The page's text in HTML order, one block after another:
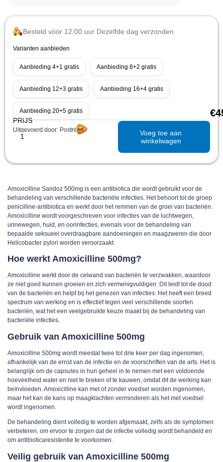
Besteld vóór 12:00 uur Dezelfde dag verzonden
Varianten aanbieden
Aanbieding 4+1 gratis Aanbieding 8+2 gratis
Aanbieding 12+3 gratis Aanbieding 16+4 gratis
Aanbieding 20+5 gratis
PRIJS
€
Uitgevoerd door: Postnl
Voeg toe aan
winkelwagen
Amoxicilline Sandoz 500mg is een antibiotica die wordt gebruikt voor de
behandeling van verschillende bacteriële infecties. Het behoort tot de groep
penicilline-antibiotica en werkt door het remmen van de groei van bacteriën.
Amoxicilline wordt voorgeschreven voor infecties van de luchtwegen,
urinewegen, huid, en oorinfecties, evenals voor de behandeling van
bepaalde seksueel overdraagbare aandoeningen en maagzweren die door
Helicobacter pylori worden veroorzaakt.
Hoe werkt Amoxicilline 500mg?
Amoxicilline werkt door de celwand van bacteriën te verzwakken, waardoor
ze niet goed kunnen groeien en zich vermenigvuldigen. Dit leidt tot de dood
van de bacteriën en helpt bij het genezen van infecties. Het heeft een breed
spectrum van werking en is effectief tegen veel verschillende soorten
bacteriën, wat het een veelgebruikte keuze maakt bij de behandeling van
bacteriële infecties.
Gebruik van Amoxicilline 500mg
Amoxicilline 500mg wordt meestal twee tot drie keer per dag ingenomen,
afhankelijk van de ernst van de infectie en de voorschriften van de arts. Het is
belangrijk om de capsules in hun geheel in te nemen met een voldoende
hoeveelheid water en niet te breken of te kauwen, omdat dit de werking kan
beïnvloeden. Amoxicilline kan met of zonder voedsel worden ingenomen,
maar het kan de kans op maagklachten verminderen als het met voedsel
wordt ingenomen.
De behandeling dient volledig te worden afgemaakt, zelfs als de symptomen
verbeteren, om ervoor te zorgen dat de infectie volledig wordt behandeld en
om antibioticaresistentie te voorkomen.
Veilig gebruik van Amoxicilline 500mg